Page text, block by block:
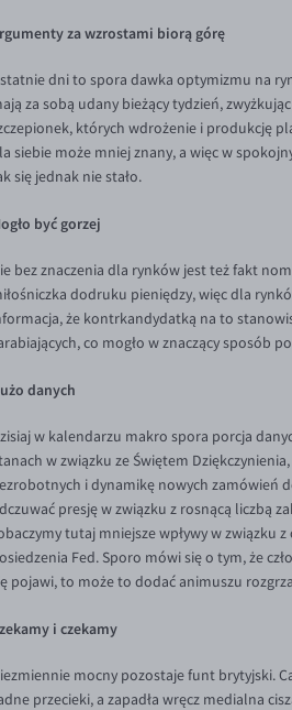
za wzrostami biorą górę
dni to spora dawka optymizmu na
za sobą udany bieżący tydzień,
których wdrożenie i produkcję
siebie może mniej znany, a więc w
się jednak nie stało.
być gorzej
bez znaczenia dla rynków jest też fakt
dodruku pieniędzy, więc dla
że kontrkandydatką na to
co mogło w znaczący sposób
danych
w kalendarzu makro spora porcja
w związku ze Świętem
i dynamikę nowych zamówień
presję w związku z rosnącą liczbą
tutaj mniejsze wpływy w związku
Fed. Sporo mówi się o tym, że
pojawi, to może to dodać animuszu
i czekamy
mocny pozostaje funt brytyjski.
przecieki, a zapadła wręcz medialna